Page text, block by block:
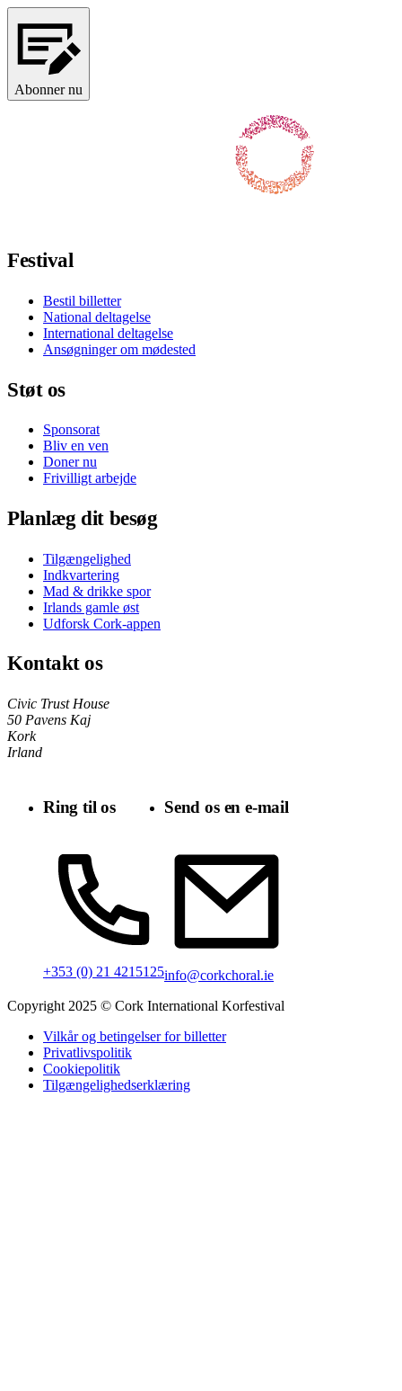
Abonner nu
Festival
Bestil billetter
National deltagelse
International deltagelse
Ansøgninger om mødested
Støt os
Sponsorat
Bliv en ven
Doner nu
Frivilligt arbejde
Planlæg dit besøg
Tilgængelighed
Indkvartering
Mad & drikke spor
Irlands gamle øst
Udforsk Cork-appen
Kontakt os
Civic Trust House
50 Pavens Kaj
Kork
Irland
Ring til os
+353 (0) 21 4215125
Send os en e-mail
info@corkchoral.ie
Copyright 2025 © Cork International Korfestival
Vilkår og betingelser for billetter
Privatlivspolitik
Cookiepolitik
Tilgængelighedserklæring